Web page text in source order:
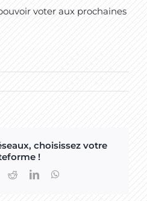
voter aux prochaines
choisissez votre
!
RedditLinkedIn